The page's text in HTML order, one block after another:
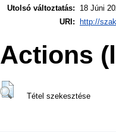
Utolsó változtatás:
18 Júni
URI:
http://
Actions
Tétel szekesztése